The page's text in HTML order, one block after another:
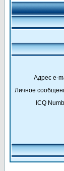
Адрес e-
Личное
ICQ